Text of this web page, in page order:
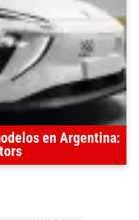
en Argentina: